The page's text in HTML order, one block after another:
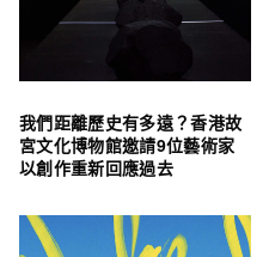
我們距離歷史有多遠？香港故
宮文化博物館邀請9位藝術家
以創作重新回應過去